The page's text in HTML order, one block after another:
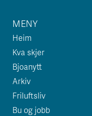
MENY
Heim
Kva skjer
Bjoanytt
Arkiv
Friluftsliv
Bu og jobb